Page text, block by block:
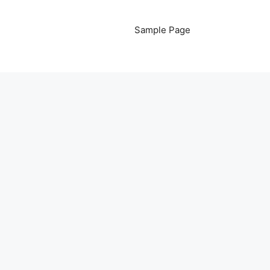
Sample Page